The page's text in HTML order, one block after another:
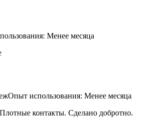
Менее месяца
Опыт использования: Менее месяца
контакты. Сделано добротно.